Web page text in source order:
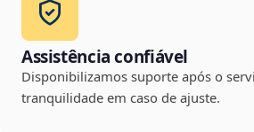
Assistência confiável
Disponibilizamos suporte após o
tranquilidade em caso de ajuste.